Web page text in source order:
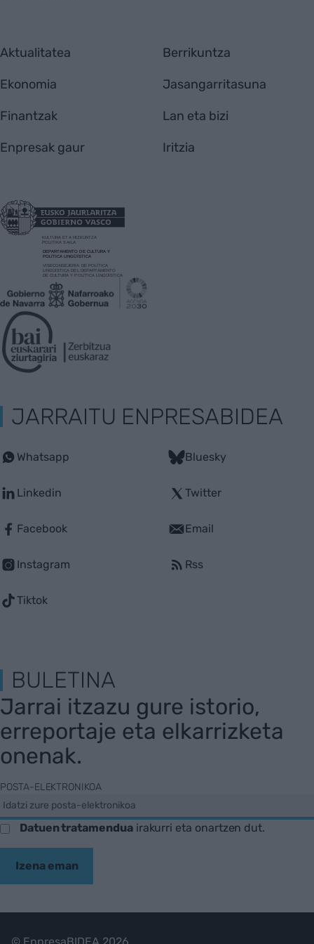
Aktualitatea
Ekonomia
Finantzak
Enpresak gaur
Berrikuntza
Jasangarritasuna
Lan eta bizi
Iritzia
JARRAITU ENPRESABIDEA
Whatsapp
Linkedin
Facebook
Instagram
Tiktok
Bluesky
Twitter
Email
Rss
BULETINA
Jarrai itzazu gure istorio,
erreportaje eta elkarrizketa
onenak.
POSTA-ELEKTRONIKOA
Datuen tratamenduairakurri eta onartzen dut.
Izena eman